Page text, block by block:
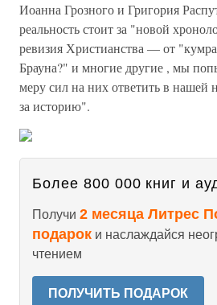
Иоанна Грозного и Григория
реальность стоит за "новой
ревизия Христианства — от
Брауна?" и многие другие , мы
меру сил на них ответить в нашей
за историю".
Более 800 000 книг и
Получи 2 месяца Литрес
подарок и наслаждайся
чтением
ПОЛУЧИТЬ ПОДАРОК